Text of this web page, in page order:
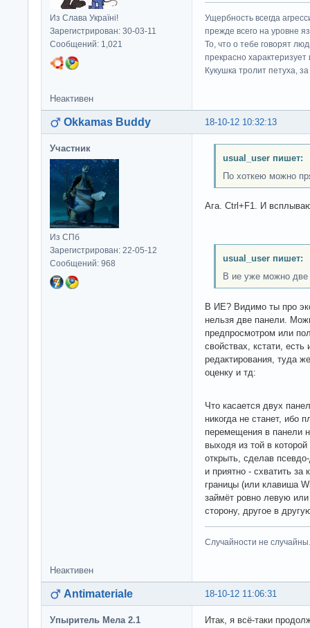
Из Слава Україні!
Зарегистрирован: 30-03-11
Сообщений: 1,021
Ущербность всегда
прежде всего на уровне
То, что о тебе говорят
прекрасно характеризует
Кукушка тролит петуха,
Неактивен
18-10-12 10:32:13
Okkamas Buddy
Участник
Из СПб
Зарегистрирован: 22-05-12
Сообщений: 968
usual_user пишет:
По хоткею можно
Ага. Ctrl+F1. И
usual_user пишет:
В ие уже можно две
В ИЕ? Видимо ты про
нельзя две панели.
предпросмотром или
свойствах, кстати,
редактирования, туда
оценку и тд:
Что касается двух
никогда не станет, ибо
перемещения в панели
выходя из той в
открыть, сделав
и приятно - схватить за
границы (или клавиша
займёт ровно левую
сторону, другое в
Случайности не случайны.
Неактивен
18-10-12 11:06:31
Antimateriale
Упыритель Мела 2.1 Итак, я всё-таки